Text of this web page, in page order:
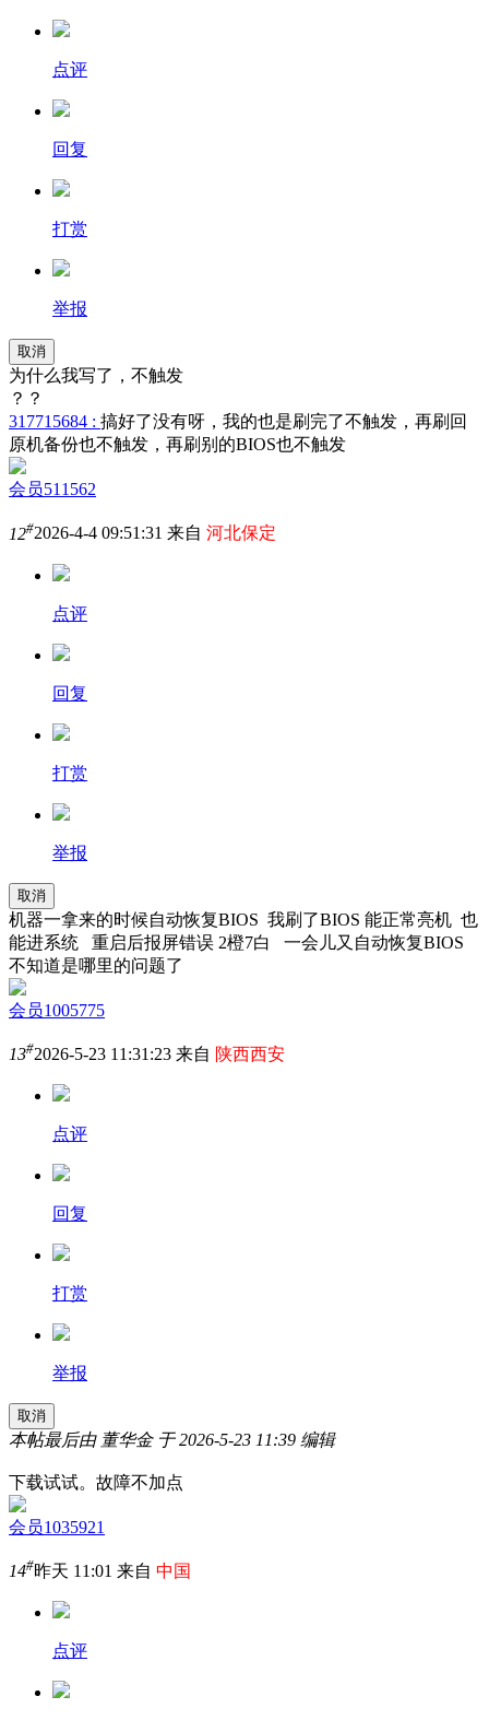
点评
回复
打赏
举报
取消
为什么我写了，不触发
？？
317715684 : 搞好了没有呀，我的也是刷完了不触发，再刷回
原机备份也不触发，再刷别的BIOS也不触发
会员511562
12#2026-4-4 09:51:31 来自 河北保定
点评
回复
打赏
举报
取消
机器一拿来的时候自动恢复BIOS 我刷了BIOS 能正常亮机 也
能进系统 重启后报屏错误 2橙7白 一会儿又自动恢复BIOS
不知道是哪里的问题了
会员1005775
13#2026-5-23 11:31:23 来自 陕西西安
点评
回复
打赏
举报
取消
本帖最后由 董华金 于 2026-5-23 11:39 编辑
下载试试。故障不加点
会员1035921
14#昨天 11:01 来自 中国
点评